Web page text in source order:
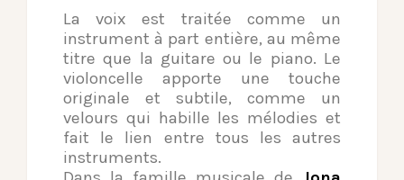
La voix est traitée comme un
instrument à part entière, au même
titre que la guitare ou le piano. Le
violoncelle apporte une touche
originale et subtile, comme un
velours qui habille les mélodies et
fait le lien entre tous les autres
instruments.